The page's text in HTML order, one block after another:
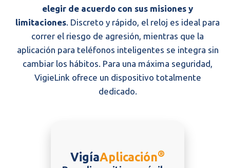
elegir de acuerdo con sus misiones y
limitaciones. Discreto y rápido, el reloj es ideal para
correr el riesgo de agresión, mientras que la
aplicación para teléfonos inteligentes se integra sin
cambiar los hábitos. Para una máxima seguridad,
VigieLink ofrece un dispositivo totalmente
dedicado.
VigíaAplicación®